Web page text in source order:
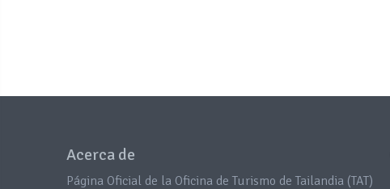
Acerca de
Página Oficial de la Oficina de Turismo de Tailandia (TAT)